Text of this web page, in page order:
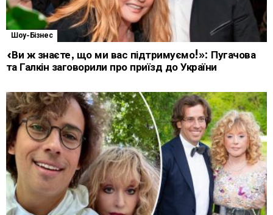
Шоу-Бізнес
«Ви ж знаєте, що ми вас підтримуємо!»: Пугачова
та Галкін заговорили про приїзд до України